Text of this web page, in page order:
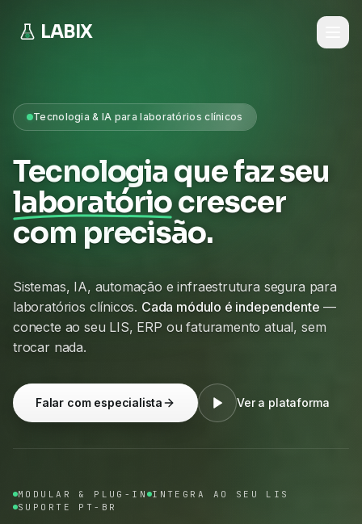
LABIX
Tecnologia & IA para laboratórios clínicos
Tecnologia que faz seu
laboratóriocrescer
com precisão.
Sistemas, IA, automação e infraestrutura segura para
laboratórios clínicos. Cada módulo é independente —
conecte ao seu LIS, ERP ou faturamento atual, sem
trocar nada.
Falar com especialista Ver a plataforma
MODULAR & PLUG-IN INTEGRA AO SEU LIS
SUPORTE PT-BR